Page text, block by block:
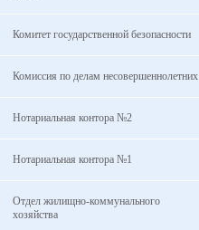
Комитет государственной безопасности
Комиссия по делам несовершеннолетних
Нотариальная контора №2
Нотариальная контора №1
Отдел жилищно-коммунального
хозяйства